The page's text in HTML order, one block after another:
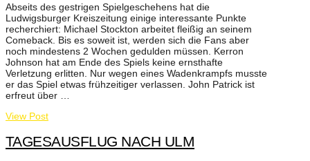
Abseits des gestrigen Spielgeschehens hat die
Ludwigsburger Kreiszeitung einige interessante Punkte
recherchiert: Michael Stockton arbeitet fleißig an seinem
Comeback. Bis es soweit ist, werden sich die Fans aber
noch mindestens 2 Wochen gedulden müssen. Kerron
Johnson hat am Ende des Spiels keine ernsthafte
Verletzung erlitten. Nur wegen eines Wadenkrampfs musste
er das Spiel etwas frühzeitiger verlassen. John Patrick ist
erfreut über …
View Post
TAGESAUSFLUG NACH ULM